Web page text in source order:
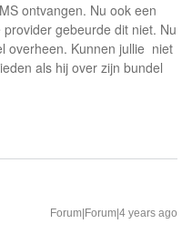
ontvangen. Nu ook een
gebeurde dit niet. Nu
overheen. Kunnen jullie niet
als hij over zijn bundel
Forum|Forum|4 years ago